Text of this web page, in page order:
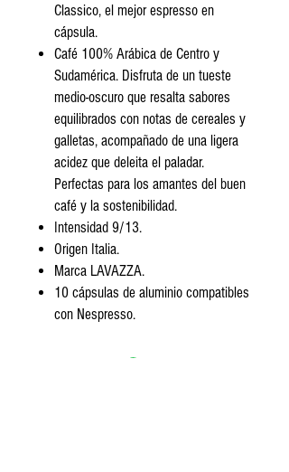
Classico, el mejor espresso en
cápsula.
Café 100% Arábica de Centro y
Sudamérica. Disfruta de un tueste
medio-oscuro que resalta sabores
equilibrados con notas de cereales y
galletas, acompañado de una ligera
acidez que deleita el paladar.
Perfectas para los amantes del buen
café y la sostenibilidad.
Intensidad 9/13.
Origen Italia.
Marca LAVAZZA.
10 cápsulas de aluminio compatibles
con Nespresso.